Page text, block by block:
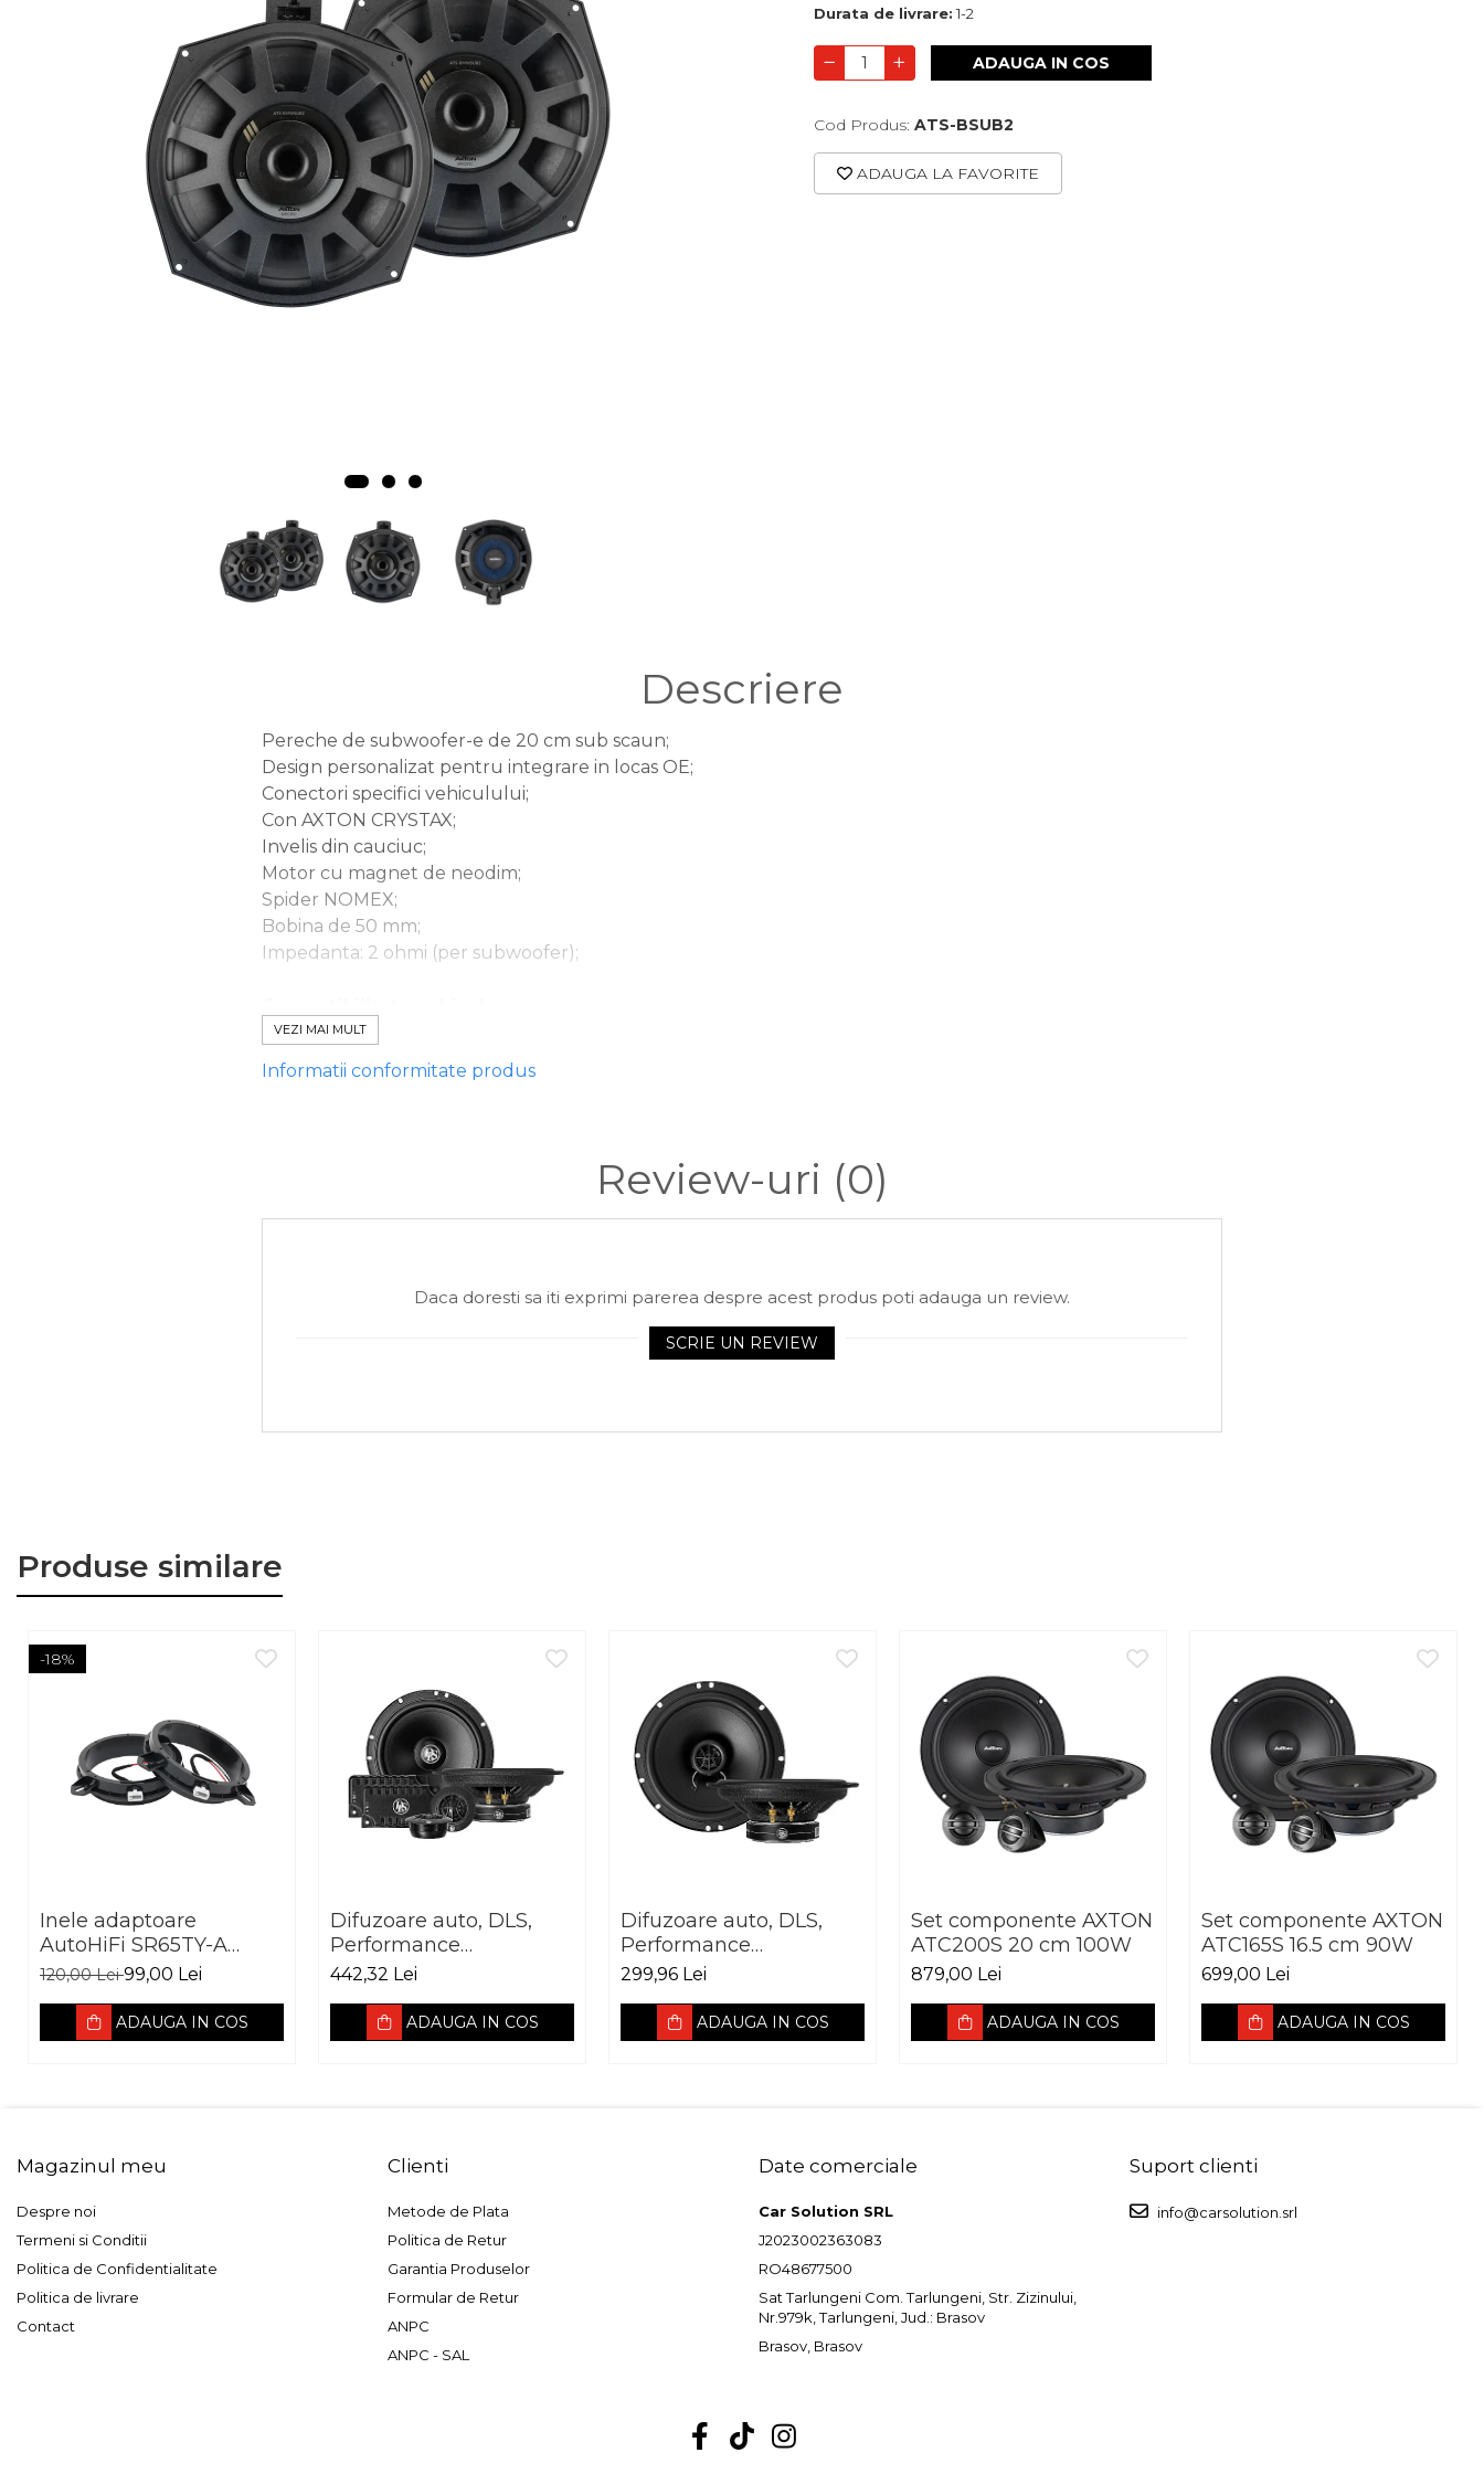
Durata de livrare: 1-2
ADAUGA IN COS
Cod Produs: ATS-BSUB2
ADAUGA LA FAVORITE
Descriere
Pereche de subwoofer-e de 20 cm sub scaun;
Design personalizat pentru integrare in locas OE;
Conectori specifici vehiculului;
Con AXTON CRYSTAX;
Invelis din cauciuc;
Motor cu magnet de neodim;
Spider NOMEX;
Bobina de 50 mm;
Impedanta: 2 ohmi (per subwoofer);
- Model BMW:
E6x,E7x,E8x,E9x,F0x,F1x,F2x,F3x,F4x,F5x,F8x,G11,G12,G30,G31,G38,I8
VEZI MAI MULT
Informatii conformitate produs
Review-uri (0)
Daca doresti sa iti exprimi parerea despre acest produs poti adauga un review.
SCRIE UN REVIEW
Produse similare
-18%
Inele adaptoare
AutoHiFi SR65TY-A
pentru Toyota 165mm
120,00 Lei99,00 Lei
ADAUGA IN COS
Difuzoare auto, DLS,
Performance
Advantage PA6.20,
3Ohm
442,32 Lei
ADAUGA IN COS
Difuzoare auto, DLS,
Performance
Advantage PA6, 165mm,
299,96 Lei
ADAUGA IN COS
Set componente AXTON
ATC200S 20 cm 100W
879,00 Lei
ADAUGA IN COS
Set componente AXTON
ATC165S 16.5 cm 90W
699,00 Lei
ADAUGA IN COS
Magazinul meu
Despre noi
Termeni si Conditii
Politica de Confidentialitate
Politica de livrare
Contact
Clienti
Metode de Plata
Politica de Retur
Garantia Produselor
Formular de Retur
ANPC
ANPC - SAL
Date comerciale
Car Solution SRL
J2023002363083
RO48677500
Sat Tarlungeni Com. Tarlungeni, Str. Zizinului,
Nr.979k, Tarlungeni, Jud.: Brasov
Brasov, Brasov
Suport clienti
info@carsolution.srl